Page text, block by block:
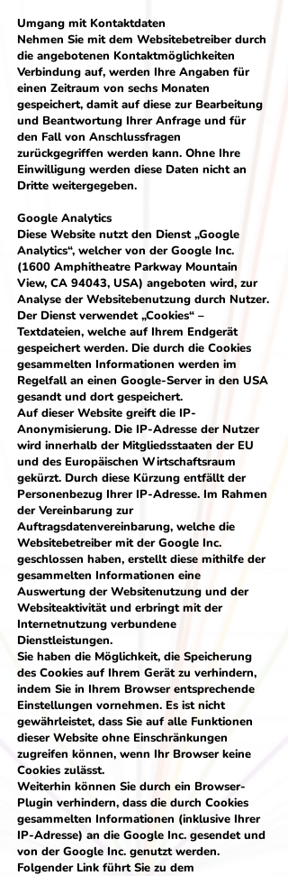
Umgang mit Kontaktdaten
Nehmen Sie mit dem Websitebetreiber durch
die angebotenen Kontaktmöglichkeiten
Verbindung auf, werden Ihre Angaben für
einen Zeitraum von sechs Monaten
gespeichert, damit auf diese zur Bearbeitung
und Beantwortung Ihrer Anfrage und für
den Fall von Anschlussfragen
zurückgegriffen werden kann. Ohne Ihre
Einwilligung werden diese Daten nicht an
Dritte weitergegeben.
Google Analytics
Diese Website nutzt den Dienst „Google
Analytics“, welcher von der Google Inc.
(1600 Amphitheatre Parkway Mountain
View, CA 94043, USA) angeboten wird, zur
Analyse der Websitebenutzung durch Nutzer.
Der Dienst verwendet „Cookies“ –
Textdateien, welche auf Ihrem Endgerät
gespeichert werden. Die durch die Cookies
gesammelten Informationen werden im
Regelfall an einen Google-Server in den USA
gesandt und dort gespeichert.
Auf dieser Website greift die IP-
Anonymisierung. Die IP-Adresse der Nutzer
wird innerhalb der Mitgliedsstaaten der EU
und des Europäischen Wirtschaftsraum
gekürzt. Durch diese Kürzung entfällt der
Personenbezug Ihrer IP-Adresse. Im Rahmen
der Vereinbarung zur
Auftragsdatenvereinbarung, welche die
Websitebetreiber mit der Google Inc.
geschlossen haben, erstellt diese mithilfe der
gesammelten Informationen eine
Auswertung der Websitenutzung und der
Websiteaktivität und erbringt mit der
Internetnutzung verbundene
Dienstleistungen.
Sie haben die Möglichkeit, die Speicherung
des Cookies auf Ihrem Gerät zu verhindern,
indem Sie in Ihrem Browser entsprechende
Einstellungen vornehmen. Es ist nicht
gewährleistet, dass Sie auf alle Funktionen
dieser Website ohne Einschränkungen
zugreifen können, wenn Ihr Browser keine
Cookies zulässt.
Weiterhin können Sie durch ein Browser-
Plugin verhindern, dass die durch Cookies
gesammelten Informationen (inklusive Ihrer
IP-Adresse) an die Google Inc. gesendet und
von der Google Inc. genutzt werden.
Folgender Link führt Sie zu dem